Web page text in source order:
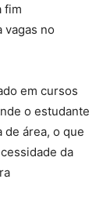
fim
vagas no
em cursos
o estudante
de área, o que
da